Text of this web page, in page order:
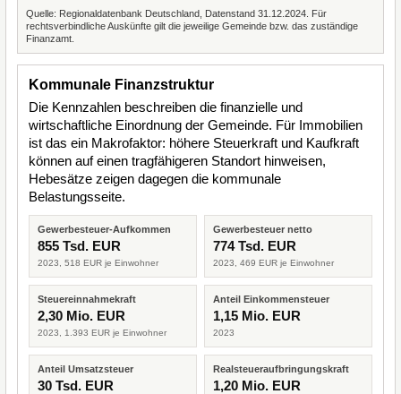
Quelle: Regionaldatenbank Deutschland, Datenstand 31.12.2024. Für
rechtsverbindliche Auskünfte gilt die jeweilige Gemeinde bzw. das zuständige
Finanzamt.
Kommunale Finanzstruktur
Die Kennzahlen beschreiben die finanzielle und
wirtschaftliche Einordnung der Gemeinde. Für Immobilien
ist das ein Makrofaktor: höhere Steuerkraft und Kaufkraft
können auf einen tragfähigeren Standort hinweisen,
Hebesätze zeigen dagegen die kommunale
Belastungsseite.
Gewerbesteuer-Aufkommen
855 Tsd. EUR
2023, 518 EUR je Einwohner
Gewerbesteuer netto
774 Tsd. EUR
2023, 469 EUR je Einwohner
Steuereinnahmekraft
2,30 Mio. EUR
2023, 1.393 EUR je Einwohner
Anteil Einkommensteuer
1,15 Mio. EUR
2023
Anteil Umsatzsteuer
30 Tsd. EUR
Realsteueraufbringungskraft
1,20 Mio. EUR